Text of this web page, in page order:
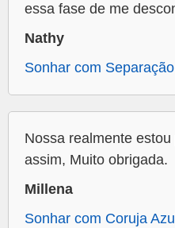
essa fase de me
Nathy
Sonhar com
Nossa realmente
assim, Muito obrigada.
Millena
Sonhar com Coruja Azul